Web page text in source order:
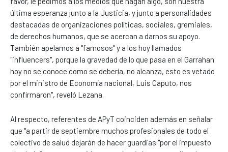
última esperanza junto a la Justicia, y junto a personalidades
destacadas de organizaciones políticas, sociales, gremiales,
de derechos humanos, que se acercan a darnos su apoyo.
También apelamos a "famosos" y a los hoy llamados
"influencers", porque la gravedad de lo que pasa en el Garrahan
hoy no se conoce como se debería, no alcanza, esto es vetado
por el ministro de Economía nacional, Luis Caputo, nos
confirmaron", reveló Lezana.
Al respecto, referentes de APyT coinciden además en señalar
que "a partir de septiembre muchos profesionales de todo el
colectivo de salud dejarán de hacer guardias "por el impuesto